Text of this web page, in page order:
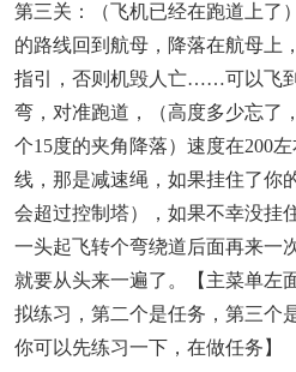
第三关：（飞机已经在跑道上了
的路线回到航母，降落在航母上
指引，否则机毁人亡……可以飞
弯，对准跑道，（高度多少忘了
个15度的夹角降落）速度在200
线，那是减速绳，如果挂住了你
会超过控制塔），如果不幸没挂
一头起飞转个弯绕道后面再来一
就要从头来一遍了。【主菜单左
拟练习，第二个是任务，第三个
你可以先练习一下，在做任务】